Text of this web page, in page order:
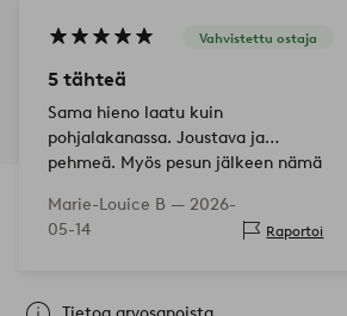
Vahvistettu ostaja
5 tähteä
Sama hieno laatu kuin
pohjalakanassa. Joustava ja
pehmeä. Myös pesun jälkeen nämä
Marie-Louice B — 2026-
05-14
Raportoi